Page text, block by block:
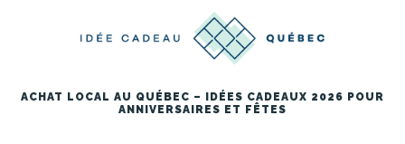
ACHAT LOCAL AU QUÉBEC – IDÉES CADEAUX 2026 POUR
ANNIVERSAIRES ET FÊTES